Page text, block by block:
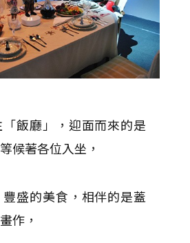
飯廳」，迎面而來的是
候著各位入坐，
盛的美食，相伴的是蓋
作，